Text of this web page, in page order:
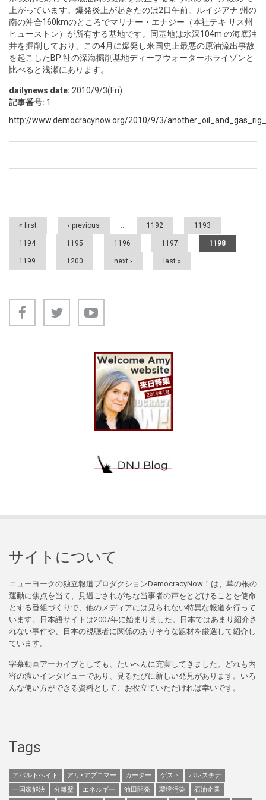
上がっています。爆発炎上が起きたのは2日午前。ルイジアナ 州の
南の沖合160kmのところでマリナー・エナジー（本社テキ サス州
ヒューストン）が所有する基地です。同基地は水深104m の海底油
井を掘削しており、この4月に爆発し米国史上最悪の原油流出事故
を起こしたBP 社の深海掘削基地ディープウォーターホライゾンと
比べると浅瀬にあります。
dailynews date: 2010/9/3(Fri)
記事番号: 1
http://www.democracynow.org/2010/9/3/
« first ‹ previous … 1192 1193
1194 1195 1196 1197 1198
1199 1200 next › last »
サイトについて
ニューヨークの独立報道プロダクションDemocracyNow！は、草の根の
運動に焦点を当て、見過ごされがちな当事者の声をとどけることを使命
とする番組づくりで、他のメディアには見られない特異な報道を行って
います。日本語サイトは2007年に始まりました。日本ではあまり紹介さ
れない事件や、日本の視聴者に関係のありそうな題材を厳選して紹介し
ています。
字幕動画アーカイブとしても、たいへんに充実してきました。どれも内
容の濃いインタビューであり、見るたびに新しい発見があります。いろ
んな使い方ができる資料として、お役立ていただければ幸いです。
Tags
アパルトヘイト アリ･アブニマー カーター ゲスト
パレスチナ
一国家解決
分離壁 エネルギー 油田開発 環境汚染 石油企業